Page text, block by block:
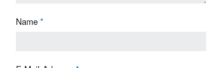
Name *